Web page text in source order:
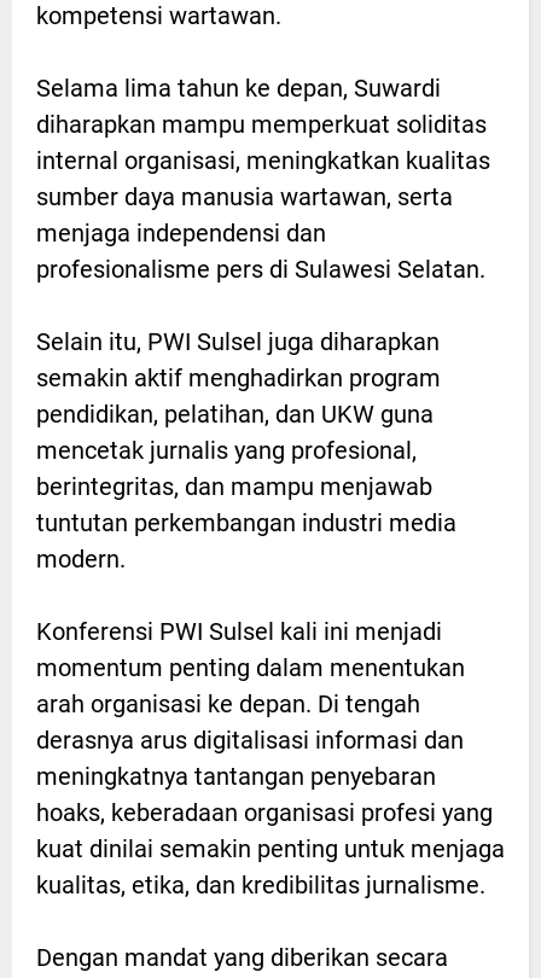
kompetensi wartawan.
Selama lima tahun ke depan, Suwardi
diharapkan mampu memperkuat soliditas
internal organisasi, meningkatkan kualitas
sumber daya manusia wartawan, serta
menjaga independensi dan
profesionalisme pers di Sulawesi Selatan.
Selain itu, PWI Sulsel juga diharapkan
semakin aktif menghadirkan program
pendidikan, pelatihan, dan UKW guna
mencetak jurnalis yang profesional,
berintegritas, dan mampu menjawab
tuntutan perkembangan industri media
modern.
Konferensi PWI Sulsel kali ini menjadi
momentum penting dalam menentukan
arah organisasi ke depan. Di tengah
derasnya arus digitalisasi informasi dan
meningkatnya tantangan penyebaran
hoaks, keberadaan organisasi profesi yang
kuat dinilai semakin penting untuk menjaga
kualitas, etika, dan kredibilitas jurnalisme.
Dengan mandat yang diberikan secara